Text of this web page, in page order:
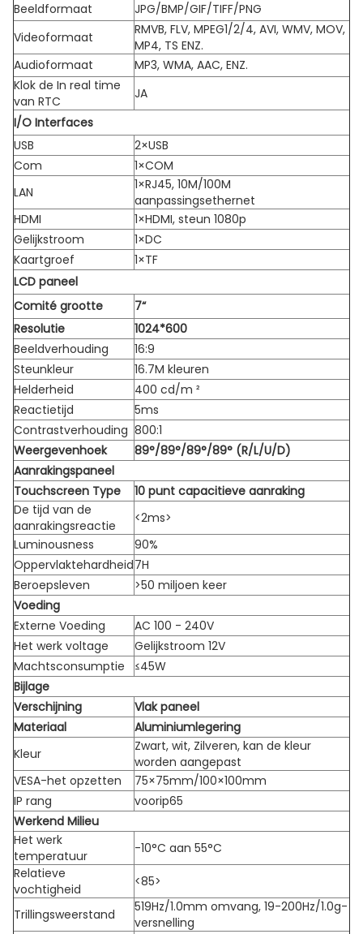
Beeldformaat
JPG/BMP/GIF/TIFF/PNG
Videoformaat
RMVB, FLV, MPEG1/2/4, AVI, WMV, MOV,
MP4, TS ENZ.
Audioformaat
MP3, WMA, AAC, ENZ.
Klok de In real time
van RTC
JA
I/O Interfaces
USB
2×USB
Com
1×COM
LAN
1×RJ45, 10M/100M
aanpassingsethernet
HDMI
1×HDMI, steun 1080p
Gelijkstroom
1×DC
Kaartgroef
1×TF
LCD paneel
Comité grootte
7“
Resolutie
1024*600
Beeldverhouding
16:9
Steunkleur
16.7M kleuren
Helderheid
400 cd/m ²
Reactietijd
5ms
Contrastverhouding 800:1
Weergevenhoek
89°/89°/89°/89° (R/L/U/D)
Aanrakingspaneel
Touchscreen Type
10 punt capacitieve aanraking
De tijd van de
aanrakingsreactie
<2ms>
Luminousness
90%
Oppervlaktehardheid7H
Beroepsleven
>50 miljoen keer
Voeding
Externe Voeding
AC 100 - 240V
Het werk voltage
Gelijkstroom 12V
Machtsconsumptie
≤45W
Bijlage
Verschijning
Vlak paneel
Materiaal
Aluminiumlegering
Kleur
Zwart, wit, Zilveren, kan de kleur
worden aangepast
VESA-het opzetten
75×75mm/100×100mm
IP rang
voorip65
Werkend Milieu
Het werk
temperatuur
-10°C aan 55°C
Relatieve
vochtigheid
<85>
Trillingsweerstand
519Hz/1.0mm omvang, 19-200Hz/1.0g-
versnelling